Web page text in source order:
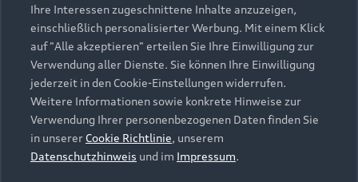
Elektromodelle
Plug-in-Hybride
Gebrauchtwagensuche
Gebrauchtwagen
Finanzierung
Aktionen & Angebote
Geschäftskunden
Saisonale Angebote
Audi Services
Garantie
Audi digital services
myAudi
Support
Kundenservice
Händlersuche
Audi Code
Über Audi
Unternehmen
Karriere
Ihre Interessen zugeschnittene Inhalte anzuzeigen,
einschließlich personalisierter Werbung. Mit einem Klick
auf "Alle akzeptieren" erteilen Sie Ihre Einwilligung zur
Verwendung aller Dienste. Sie können Ihre Einwilligung
jederzeit in den Cookie-Einstellungen widerrufen.
Weitere Informationen sowie konkrete Hinweise zur
Verwendung Ihrer personenbezogenen Daten finden Sie
in unserer Cookie Richtlinie, unserem
Datenschutzhinweis und im Impressum.